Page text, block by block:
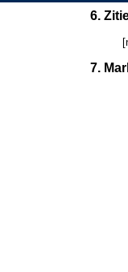
6.
7.